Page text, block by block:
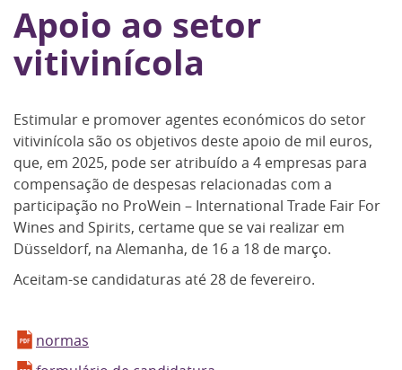
Apoio ao setor
vitivinícola
Estimular e promover agentes económicos do setor
vitivinícola são os objetivos deste apoio de mil euros,
que, em 2025, pode ser atribuído a 4 empresas para
compensação de despesas relacionadas com a
participação no ProWein – International Trade Fair For
Wines and Spirits, certame que se vai realizar em
Düsseldorf, na Alemanha, de 16 a 18 de março.
Aceitam-se candidaturas até 28 de fevereiro.
normas